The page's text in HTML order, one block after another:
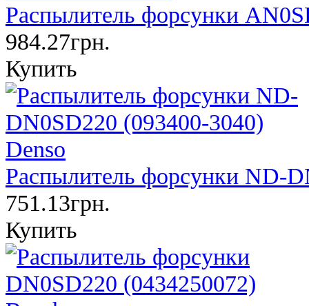
Распылитель форсунки
984.27грн.
Купить
Распылитель форсунки ND-
751.13грн.
Купить